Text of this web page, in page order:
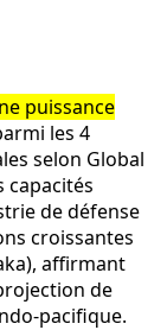
puissance
les 4
selon Global
capacités
de défense
croissantes
affirmant
de
pacifique.